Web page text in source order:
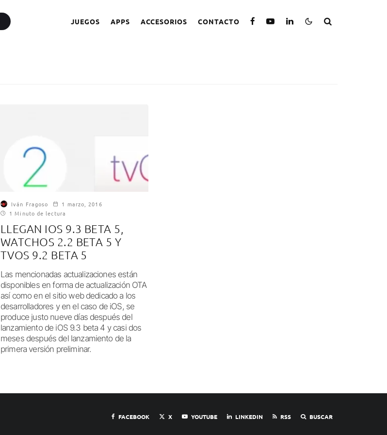
JUEGOS APPS ACCESORIOS CONTACTO
Iván Fragoso
1 marzo, 2016
1 Minuto de lectura
LLEGAN IOS 9.3 BETA 5,
WATCHOS 2.2 BETA 5 Y
TVOS 9.2 BETA 5
Las mencionadas actualizaciones están
disponibles en forma de actualización OTA
así como en el sitio web dedicado a los
desarrolladores y en el caso de iOS, se
produce justo nueve días después del
lanzamiento de iOS 9.3 beta 4 y casi dos
meses después del lanzamiento de la
primera versión preliminar.
FACEBOOK X YOUTUBE LINKEDIN RSS BUSCAR